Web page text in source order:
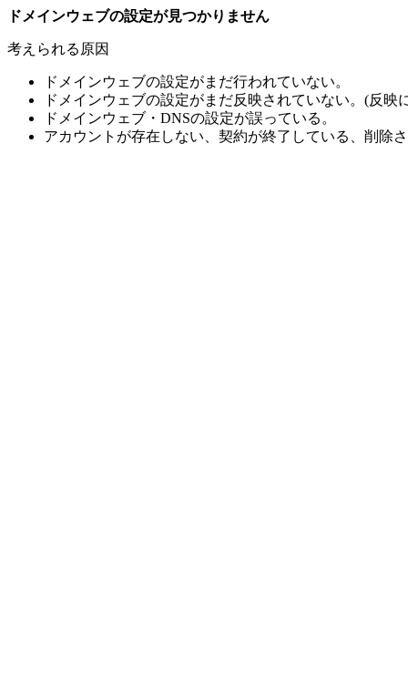
ドメインウェブの設定が見つかりません
考えられる原因
ドメインウェブの設定がまだ行われていない。
ドメインウェブの設定がまだ反映されていない。(反
ドメインウェブ・DNSの設定が誤っている。
アカウントが存在しない、契約が終了している、削除